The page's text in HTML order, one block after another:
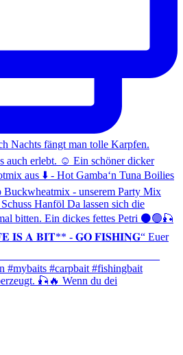
🎣🔥 Wenn du dei